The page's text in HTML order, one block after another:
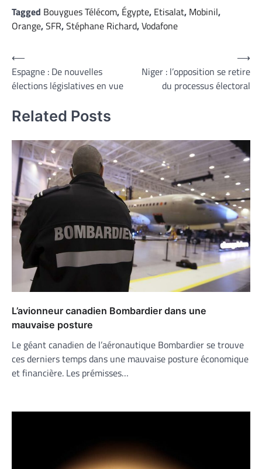
Tagged Bouygues Télécom, Égypte, Etisalat, Mobinil,
Orange,SFR,Stéphane Richard,Vodafone
Navigation
de
l’article
⟵
Espagne : De nouvelles
élections législatives en vue
Niger : l’opposition se retire
du processus électoral
⟶
Related Posts
L’avionneur canadien Bombardier dans une
mauvaise posture
Le géant canadien de l’aéronautique Bombardier se trouve
ces derniers temps dans une mauvaise posture économique
et financière. Les prémisses…